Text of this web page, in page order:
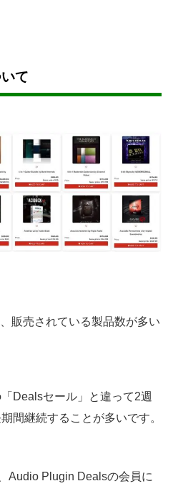
て
販売されている製品数が多い
Dealsセール」と違って2週
間継続することが多いです。
Audio Plugin Dealsの会員に